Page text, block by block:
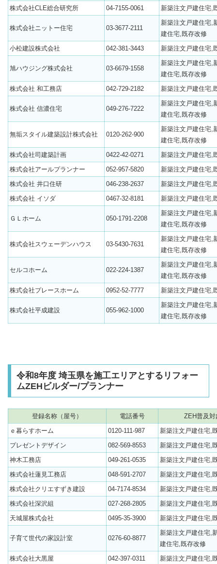
株式会社CLE総合研究所
04-7155-0061 新築注文戸建住宅,
株式会社ニットー住宅 03-3677-2111
新築注文戸建住宅,
建住宅,既存改修
小松建設株式会社
042-381-3443 新築注文戸建住宅,
旭ハウジング株式会社 03-6679-1558
新築注文戸建住宅,
建住宅,既存改修
株式会社 和工務店
042-729-2182 新築注文戸建住宅,
株式会社 信濃住宅 049-276-7222
新築注文戸建住宅,
建住宅,既存改修
無垢スタイル建築設計株式会社 0120-262-900
新築注文戸建住宅,
建住宅,既存改修
株式会社司建築計画
0422-42-0271
新築注文戸建住宅,
株式会社アールプランナー
052-957-5820
新築注文戸建住宅,
株式会社 井口住研
046-238-2637
新築注文戸建住宅,
株式会社 イソダ
0467-32-8181 新築注文戸建住宅,
ＧＬホーム 050-1791-2208
新築注文戸建住宅,
建住宅,既存改修
株式会社スウェーデンハウス 03-5430-7631
新築注文戸建住宅,
建住宅,既存改修
セルコホーム 022-224-1387
新築注文戸建住宅,
建住宅,既存改修
株式会社プレースホーム
0952-52-7777 新築注文戸建住宅,
株式会社平成建設 055-962-1000
新築注文戸建住宅,
建住宅,既存改修
令和8年度 埼玉県を施工エリアとするリフォー
ムZEHビルダー/プランナー
登録名称（屋号） 電話番号
ZEH普及対
ｅ暮らすホーム
0120-111-987
新築注文戸建住宅,
プレゼントデザイン
082-569-8553
新築注文戸建住宅,
神木工務店
049-261-0535
新築注文戸建住宅,
株式会社蓮見工務店
048-591-2707
新築注文戸建住宅,
株式会社クリエすずき建設
04-7174-8534
新築注文戸建住宅,
株式会社深沢組
027-268-2805
新築注文戸建住宅,
天城屋株式会社
0495-35-3900 新築注文戸建住宅,
子育て世代の家設計室 0276-60-8877
新築注文戸建住宅,
建住宅,既存改修
株式会社大黒屋
042-397-0311 新築注文戸建住宅,